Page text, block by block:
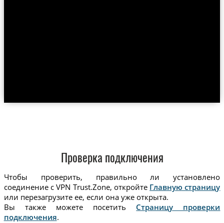
Проверка подключения
Чтобы проверить, правильно ли установлено
соединение с VPN Trust.Zone, откройте Главную страницу
или перезагрузите ее, если она уже открыта.
Вы также можете посетить Страницу проверки
подключения.